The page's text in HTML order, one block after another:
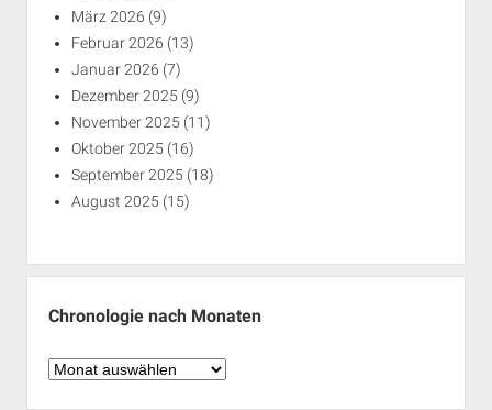
März 2026 (9)
Februar 2026 (13)
Januar 2026 (7)
Dezember 2025 (9)
November 2025 (11)
Oktober 2025 (16)
September 2025 (18)
August 2025 (15)
Chronologie nach Monaten
Chronologie